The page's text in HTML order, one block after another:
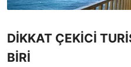
DİKKAT ÇEKİCİ
BİRİ